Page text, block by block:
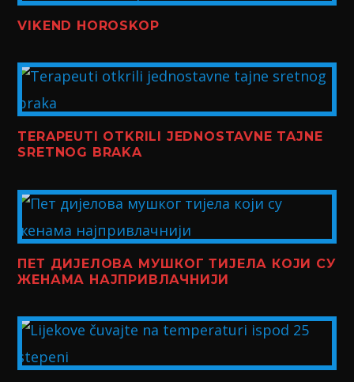
VIKEND HOROSKOP
TERAPEUTI OTKRILI JEDNOSTAVNE TAJNE
SRETNOG BRAKA
ПЕТ ДИЈЕЛОВА МУШКОГ ТИЈЕЛА КОЈИ СУ
ЖЕНАМА НАЈПРИВЛАЧНИЈИ